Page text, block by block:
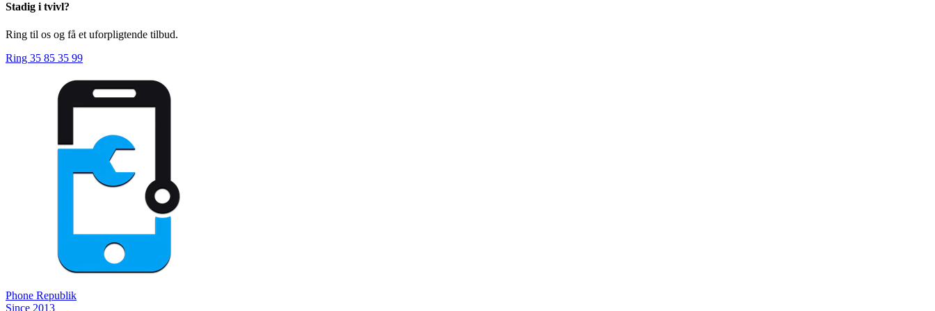
Stadig i tvivl?
Ring til os og få et uforpligtende tilbud.
Ring 35 85 35 99
Phone Republik
Since 2013